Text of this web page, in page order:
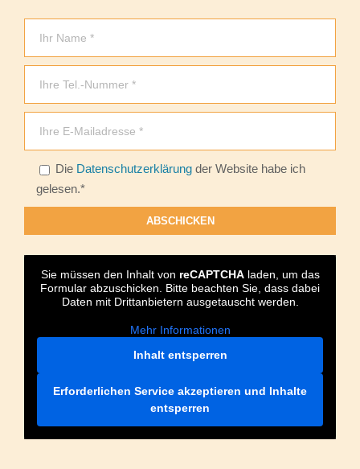
Bitte lasse dieses Feld leer.
Die Datenschutzerklärung der Website habe ich
gelesen.*
Sie müssen den Inhalt von reCAPTCHAladen, um das
Formular abzuschicken. Bitte beachten Sie, dass dabei
Daten mit Drittanbietern ausgetauscht werden.
Mehr Informationen
Inhalt entsperren
Erforderlichen Service akzeptieren und Inhalte
entsperren